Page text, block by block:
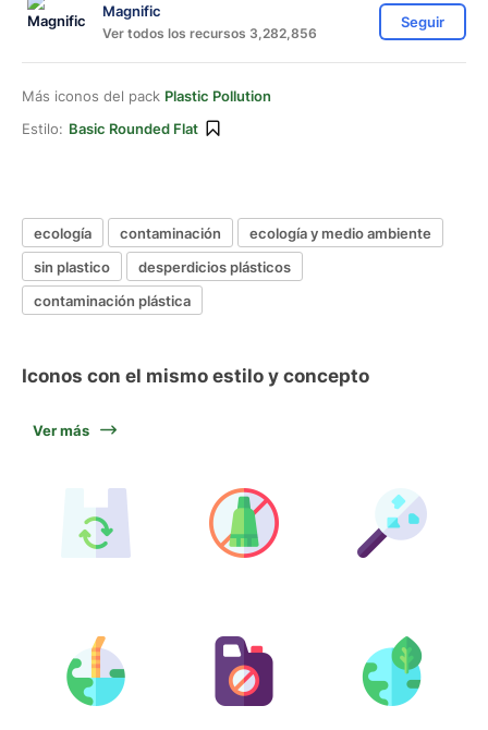
Magnific
Ver todos los recursos 3,282,856
Seguir
Más iconos del pack Plastic Pollution
Estilo: Basic Rounded Flat
ecología contaminación
ecología y medio ambiente
sin plastico
desperdicios plásticos
contaminación plástica
Iconos con el mismo estilo y concepto
Ver más